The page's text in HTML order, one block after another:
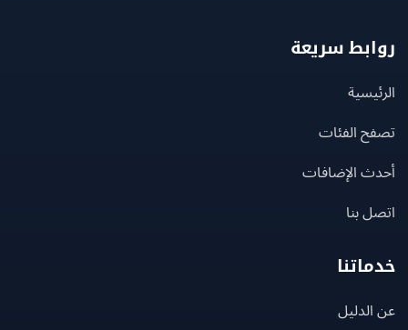
سريعة
الفئات
الإضافات
بنا